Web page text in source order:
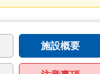
施設概要